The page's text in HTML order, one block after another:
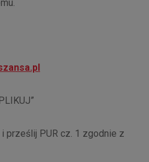
i prześlij PUR cz. 1 zgodnie z